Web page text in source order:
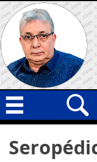
Skip
to
content
Geral
por: